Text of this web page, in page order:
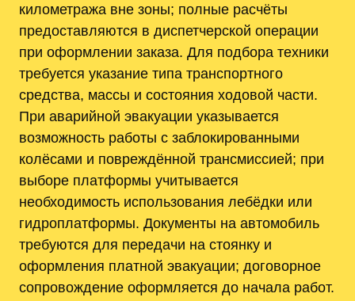
километража вне зоны; полные расчёты
предоставляются в диспетчерской операции
при оформлении заказа. Для подбора техники
требуется указание типа транспортного
средства, массы и состояния ходовой части.
При аварийной эвакуации указывается
возможность работы с заблокированными
колёсами и повреждённой трансмиссией; при
выборе платформы учитывается
необходимость использования лебёдки или
гидроплатформы. Документы на автомобиль
требуются для передачи на стоянку и
оформления платной эвакуации; договорное
сопровождение оформляется до начала работ.